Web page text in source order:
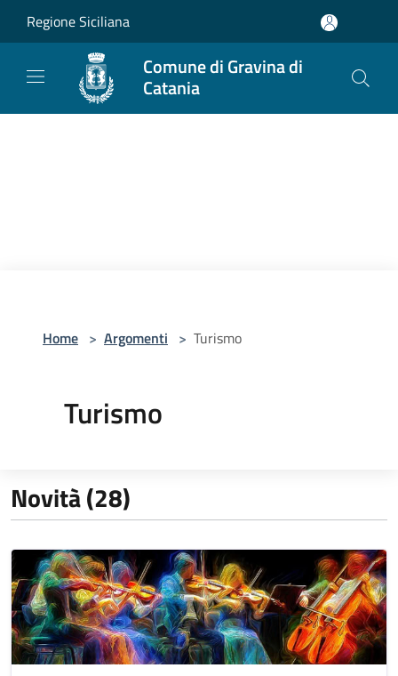
Regione Siciliana
Comune di Gravina di
Catania
Home > Argomenti > Turismo
Turismo
Novità (28)